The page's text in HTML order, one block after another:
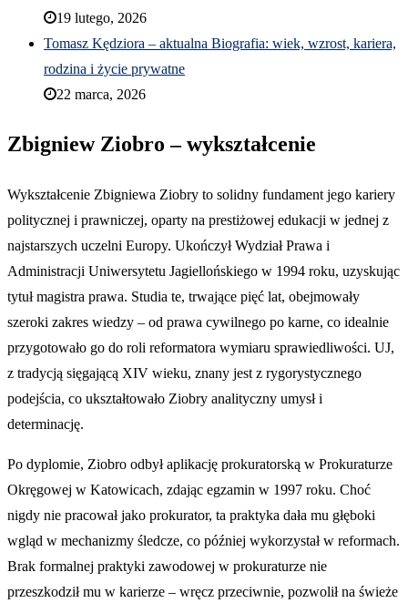
19 lutego, 2026
Tomasz Kędziora – aktualna Biografia: wiek, wzrost, kariera,
rodzina i życie prywatne
22 marca, 2026
Zbigniew Ziobro – wykształcenie
Wykształcenie Zbigniewa Ziobry to solidny fundament jego kariery
politycznej i prawniczej, oparty na prestiżowej edukacji w jednej z
najstarszych uczelni Europy. Ukończył Wydział Prawa i
Administracji Uniwersytetu Jagiellońskiego w 1994 roku, uzyskując
tytuł magistra prawa. Studia te, trwające pięć lat, obejmowały
szeroki zakres wiedzy – od prawa cywilnego po karne, co idealnie
przygotowało go do roli reformatora wymiaru sprawiedliwości. UJ,
z tradycją sięgającą XIV wieku, znany jest z rygorystycznego
podejścia, co ukształtowało Ziobry analityczny umysł i
determinację.
Po dyplomie, Ziobro odbył aplikację prokuratorską w Prokuraturze
Okręgowej w Katowicach, zdając egzamin w 1997 roku. Choć
nigdy nie pracował jako prokurator, ta praktyka dała mu głęboki
wgląd w mechanizmy śledcze, co później wykorzystał w reformach.
Brak formalnej praktyki zawodowej w prokuraturze nie
przeszkodził mu w karierze – wręcz przeciwnie, pozwolił na świeże